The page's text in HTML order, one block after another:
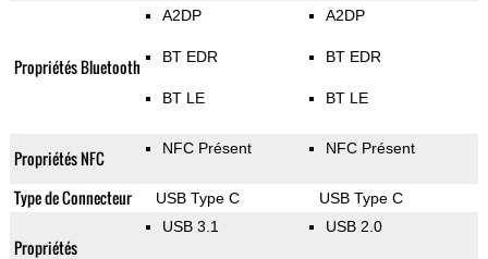
Propriétés Bluetooth
A2DP
BT EDR
BT LE
A2DP
BT EDR
BT LE
Propriétés NFC NFC Présent NFC Présent
Type de Connecteur USB Type C USB Type C
Propriétés
USB 3.1 USB 2.0